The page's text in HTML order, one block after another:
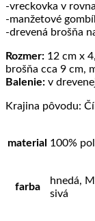
-vreckovka v
-manžetové
-drevená brošňa
Rozmer: 12 cm x
brošňa cca 9 cm,
Balenie: v
Krajina pôvodu:
material 100%
farba
hnedá,
sivá